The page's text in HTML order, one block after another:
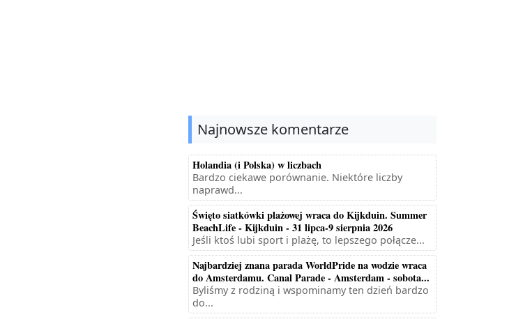
Najnowsze komentarze
Holandia (i Polska) w liczbach
Bardzo ciekawe porównanie. Niektóre liczby
naprawd...
Święto siatkówki plażowej wraca do Kijkduin. Summer
BeachLife - Kijkduin - 31 lipca-9 sierpnia 2026
Jeśli ktoś lubi sport i plażę, to lepszego połącze...
Najbardziej znana parada WorldPride na wodzie wraca
do Amsterdamu. Canal Parade - Amsterdam - sobota...
Byliśmy z rodziną i wspominamy ten dzień bardzo
do...